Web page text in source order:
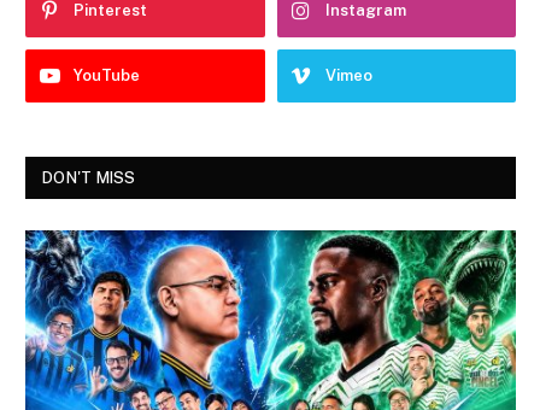
Pinterest Instagram
YouTube Vimeo
DON'T MISS